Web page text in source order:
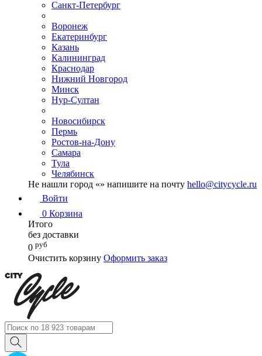
Санкт-Петербург
Воронеж
Екатеринбург
Казань
Калининград
Краснодар
Нижний Новгород
Минск
Нур-Султан
Новосибирск
Пермь
Ростов-на-Дону
Самара
Тула
Челябинск
Не нашли город «» напишите на почту hello@citycycle.ru
Войти
0 Корзина
Итого
без доставки
0 руб
Очистить корзину Оформить заказ